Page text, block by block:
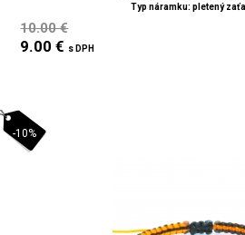
Typ náramku: pletený
10.00 €
9.00 € s DPH
-10%